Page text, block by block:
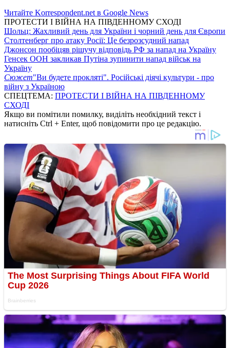
Читайте Korrespondent.net в Google News
ПРОТЕСТИ І ВІЙНА НА ПІВДЕННОМУ СХОДІ
Шольц: Жахливий день для України і чорний день для Європи
Столтенберг про атаку Росії: Це безрозсудний напад
Джонсон пообіцяв рішучу відповідь РФ за напад на Україну
Генсек ООН закликав Путіна зупинити напад військ на
Україну
Сюжет"Ви будете прокляті". Російські діячі культури - про
війну з Україною
СПЕЦТЕМА: ПРОТЕСТИ І ВІЙНА НА ПІВДЕННОМУ
СХОДІ
Якщо ви помітили помилку, виділіть необхідний текст і
натисніть Ctrl + Enter, щоб повідомити про це редакцію.